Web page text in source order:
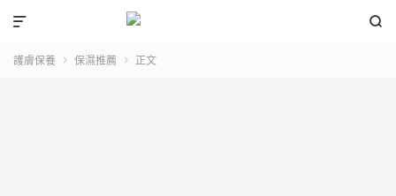


護膚保養  保濕推薦  正文